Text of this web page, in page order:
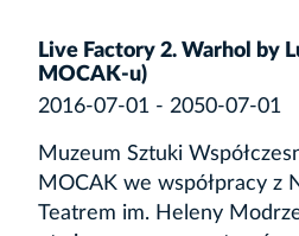
Live Factory 2. Warhol by
MOCAK-u)
2016-07-01 - 2050-07-01
Muzeum Sztuki
MOCAK we współpracy z
Teatrem im. Heleny